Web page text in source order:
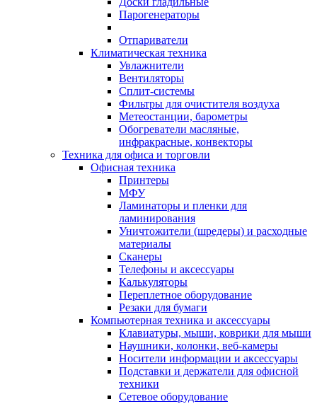
Парогенераторы
Отпариватели
Климатическая техника
Увлажнители
Вентиляторы
Сплит-системы
Фильтры для очистителя воздуха
Метеостанции, барометры
Обогреватели масляные,
инфракрасные, конвекторы
Техника для офиса и торговли
Офисная техника
Принтеры
МФУ
Ламинаторы и пленки для
ламинирования
Уничтожители (шредеры) и расходные
материалы
Сканеры
Телефоны и аксессуары
Калькуляторы
Переплетное оборудование
Резаки для бумаги
Компьютерная техника и аксессуары
Клавиатуры, мыши, коврики для мыши
Наушники, колонки, веб-камеры
Носители информации и аксессуары
Подставки и держатели для офисной
техники
Сетевое оборудование